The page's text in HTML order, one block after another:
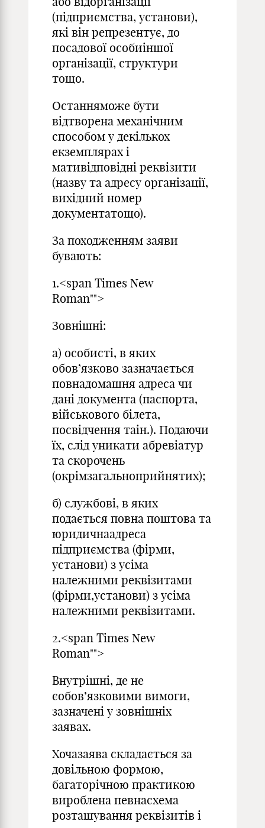
(підприємства, установи),
які він репрезентує, до
посадової особиіншої
організації, структури
тощо.
Останняможе бути
відтворена механічним
способом у декількох
екземплярах і
мативідповідні реквізити
(назву та адресу організації,
вихідний номер
документатощо).
За походженням заяви
бувають:
1.<span Times New
Roman"">
Зовнішні:
а) особисті, в яких
обов’язково зазначається
повнадомашня адреса чи
дані документа (паспорта,
військового білета,
посвідчення таін.). Подаючи
їх, слід уникати абревіатур
та скорочень
(окрімзагальноприйнятих);
б) службові, в яких
подається повна поштова та
юридичнаадреса
підприємства (фірми,
установи) з усіма
належними реквізитами
(фірми,установи) з усіма
належними реквізитами.
2.<span Times New
Roman"">
Внутрішні, де не
єобов’язковими вимоги,
зазначені у зовнішніх
заявах.
Хочазаява складається за
довільною формою,
багаторічною практикою
вироблена певнасхема
розташування реквізитів і